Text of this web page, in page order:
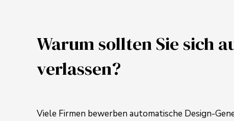
Warum sollten Sie sich
verlassen?
Viele Firmen bewerben automatische Design-